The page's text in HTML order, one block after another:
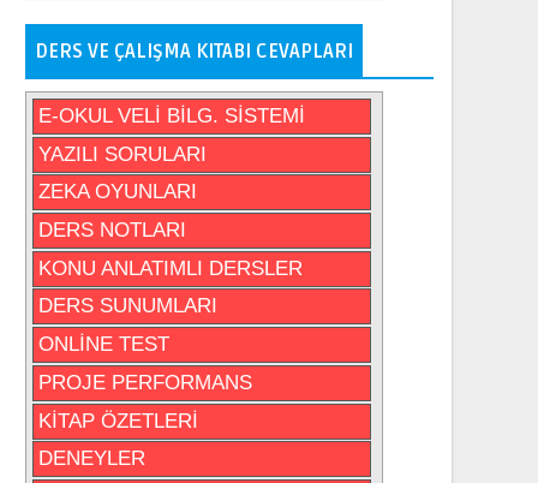
DERS VE ÇALIŞMA KITABI CEVAPLARI
E-OKUL VELİ BİLG. SİSTEMİ
YAZILI SORULARI
ZEKA OYUNLARI
DERS NOTLARI
KONU ANLATIMLI DERSLER
DERS SUNUMLARI
ONLİNE TEST
PROJE PERFORMANS
KİTAP ÖZETLERİ
DENEYLER